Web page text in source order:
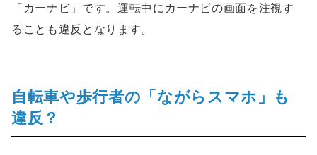
「カーナビ」です。運転中にカーナビの画面を注視す
ることも違反となります。
自転車や歩行者の「ながらスマホ」も
違反？